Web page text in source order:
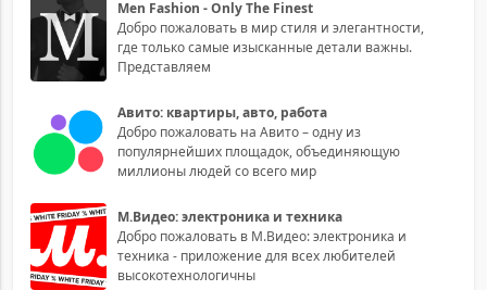
Men Fashion - Only The Finest
Добро пожаловать в мир стиля и элегантности,
где только самые изысканные детали важны.
Представляем
Авито: квартиры, авто, работа
Добро пожаловать на Авито – одну из
популярнейших площадок, объединяющую
миллионы людей со всего мир
М.Видео: электроника и техника
Добро пожаловать в М.Видео: электроника и
техника - приложение для всех любителей
высокотехнологичны